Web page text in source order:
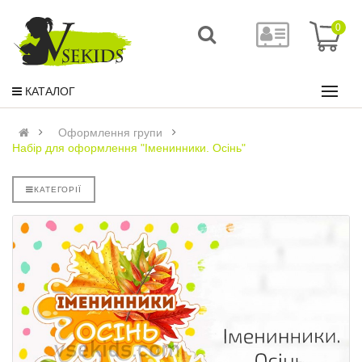
0
КАТАЛОГ
Оформлення групи
Набір для оформлення "Іменинники. Осінь"
КАТЕГОРІЇ